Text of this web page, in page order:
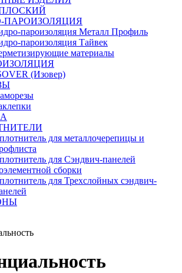
ПАРОИЗОЛЯЦИЯ
пароизоляция Металл Профиль
пароизоляция Тайвек
материалы
(Изовер)
для металлочерепицы и
для Сэндвич-панелей
сборки
для Трехслойных сэндвич-